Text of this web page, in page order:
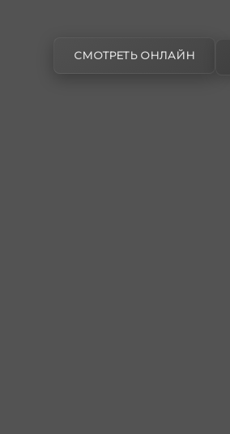
СМОТРЕТЬ ОНЛАЙН